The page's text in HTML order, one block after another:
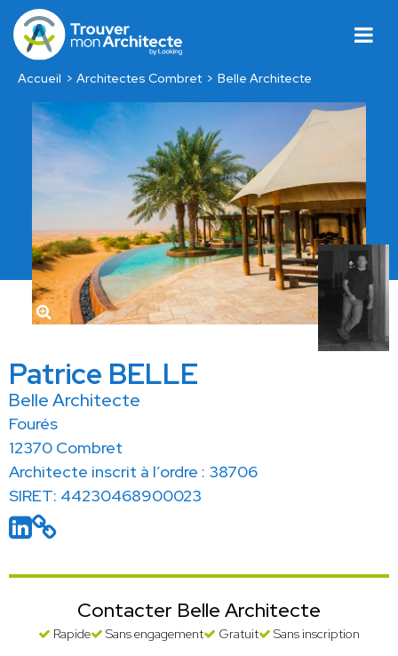
Accueil Architectes Combret Belle Architecte
Patrice BELLE
Belle Architecte
Fourés
12370 Combret
Architecte inscrit à l’ordre : 38706
SIRET: 44230468900023
Contacter Belle Architecte
Rapide Sans engagement Gratuit Sans inscription